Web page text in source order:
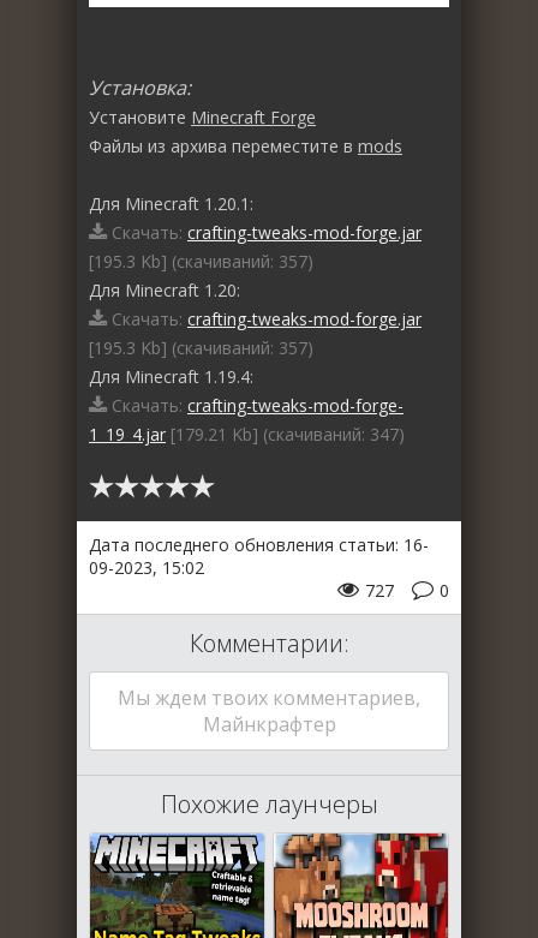
Установка:
Установите Minecraft Forge
Файлы из архива переместите в mods
Для Minecraft 1.20.1:
Скачать: crafting-tweaks-mod-forge.jar
[195.3 Kb] (cкачиваний: 357)
Для Minecraft 1.20:
Скачать: crafting-tweaks-mod-forge.jar
[195.3 Kb] (cкачиваний: 357)
Для Minecraft 1.19.4:
Скачать: crafting-tweaks-mod-forge-
1_19_4.jar [179.21 Kb] (cкачиваний: 347)
Дата последнего обновления статьи: 16-
09-2023, 15:02
0
727
Комментарии:
Мы ждем твоих комментариев,
Майнкрафтер
Похожие лаунчеры